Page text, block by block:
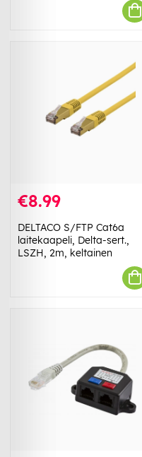
€8.99
DELTACO S/FTP Cat6a
laitekaapeli, Delta-sert.,
LSZH, 2m, keltainen